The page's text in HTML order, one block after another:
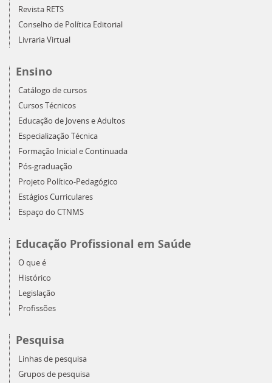
Revista RETS
Conselho de Política Editorial
Livraria Virtual
Ensino
Catálogo de cursos
Cursos Técnicos
Educação de Jovens e Adultos
Especialização Técnica
Formação Inicial e Continuada
Pós-graduação
Projeto Político-Pedagógico
Estágios Curriculares
Espaço do CTNMS
Educação Profissional em Saúde
O que é
Histórico
Legislação
Profissões
Pesquisa
Linhas de pesquisa
Grupos de pesquisa